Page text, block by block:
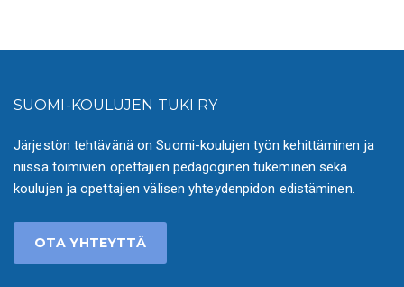
SUOMI-KOULUJEN TUKI RY
Järjestön tehtävänä on Suomi-koulujen työn kehittäminen ja
niissä toimivien opettajien pedagoginen tukeminen sekä
koulujen ja opettajien välisen yhteydenpidon edistäminen.
OTA YHTEYTTÄ